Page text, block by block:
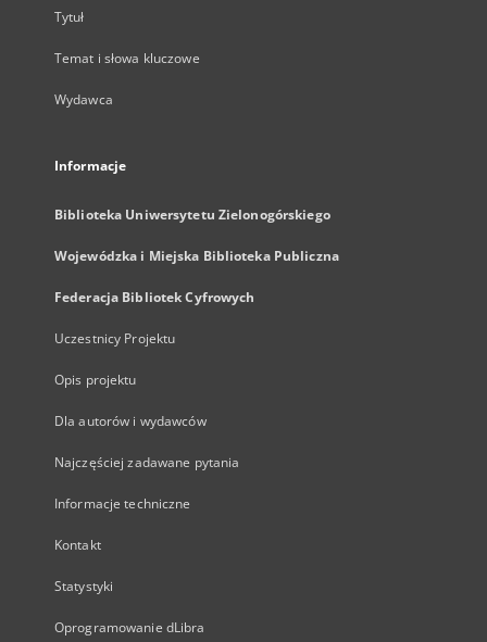
Tytuł
Temat i słowa kluczowe
Wydawca
Informacje
Biblioteka Uniwersytetu Zielonogórskiego
Wojewódzka i Miejska Biblioteka Publiczna
Federacja Bibliotek Cyfrowych
Uczestnicy Projektu
Opis projektu
Dla autorów i wydawców
Najczęściej zadawane pytania
Informacje techniczne
Kontakt
Statystyki
Oprogramowanie dLibra